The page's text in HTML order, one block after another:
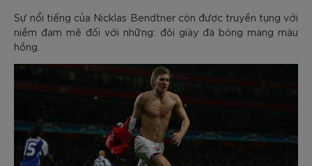
Sự nổi tiếng của Nicklas Bendtner còn được truyền tụng với
niềm đam mê đối với những: đôi giày đá bóng mang màu
hồng.